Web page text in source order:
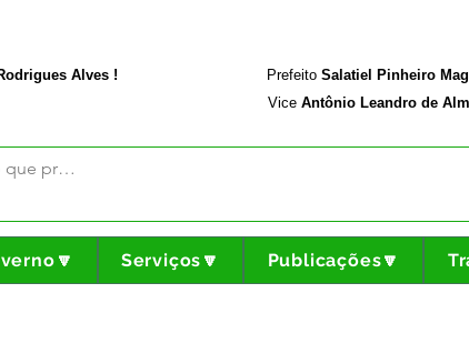
Alves ! Prefeito Salatiel Pinheiro
Vice Antônio Leandro de
Serviços🔽 Publicações🔽